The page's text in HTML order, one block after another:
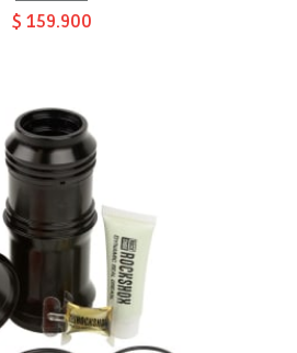
$ 159.900